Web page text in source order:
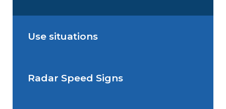
Use situations
Situations de signalisation
Radar Speed Signs